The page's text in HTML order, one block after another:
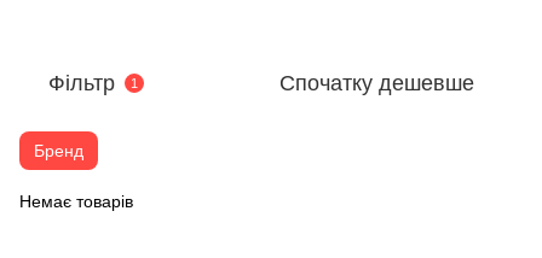
Фільтр 1 Спочатку дешевше
Бренд
Немає товарів